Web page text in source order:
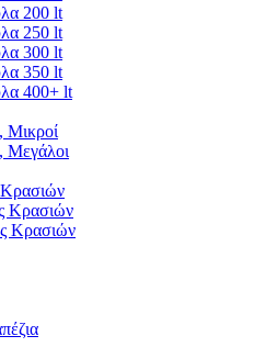
200 lt
250 lt
300 lt
350 lt
400+ lt
Μικροί
Μεγάλοι
Κρασιών
Κρασιών
Κρασιών